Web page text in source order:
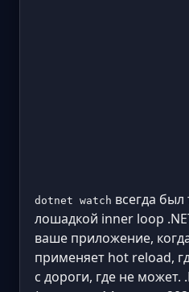
dotnet watch всегда
лошадкой inner loop
ваше приложение,
применяет hot reload,
с дороги, где не может.